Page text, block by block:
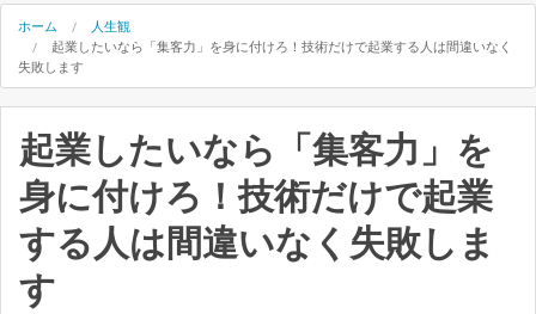
カテゴリ
留学・ワーホリ
のび太について
外国人に街頭インタビュー
海外就職・留学に関するご相談
ホーム
人生観
起業したいなら「集客力」を身に付けろ！技術だけで起業する人は間違いなく
失敗します
起業したいなら「集客力」を
身に付けろ！技術だけで起業
する人は間違いなく失敗しま
す